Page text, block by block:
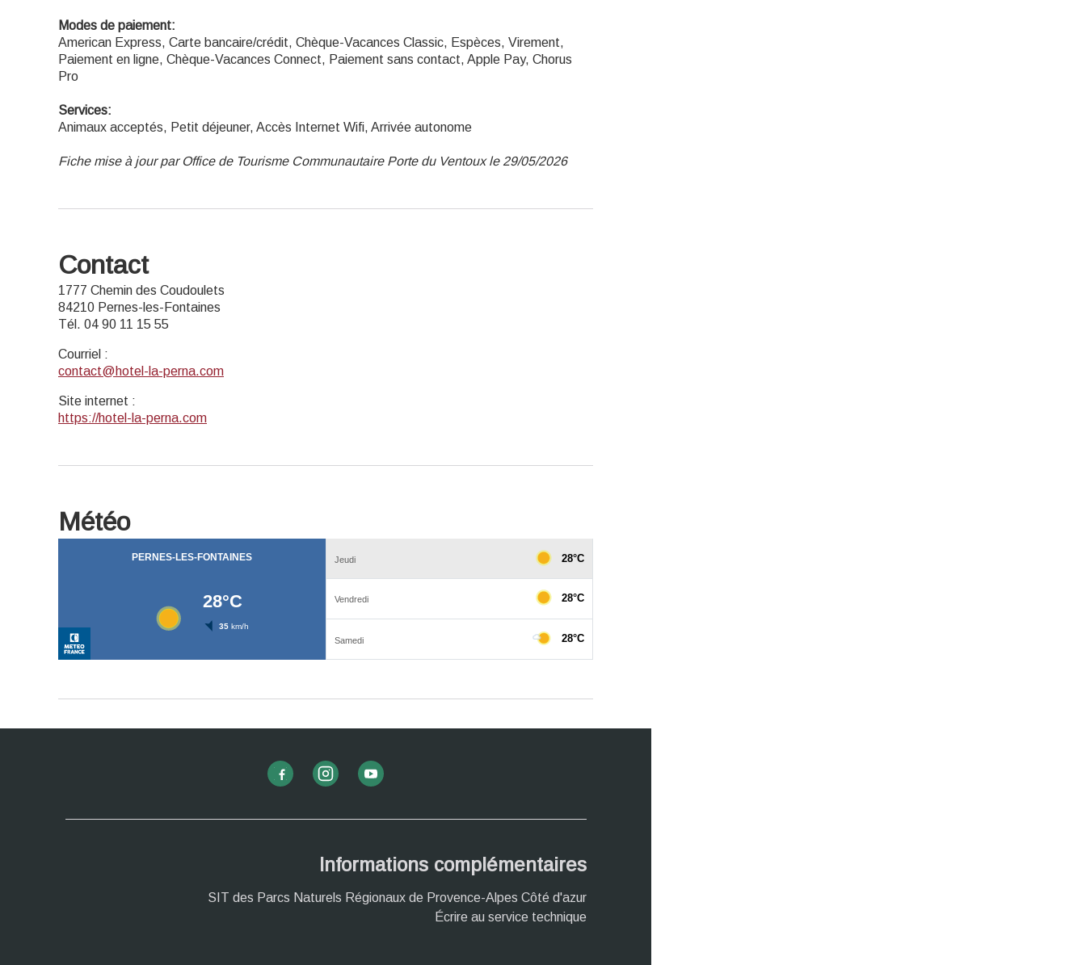
Modes de paiement:
American Express, Carte bancaire/crédit, Chèque-Vacances Classic, Espèces, Virement,
Paiement en ligne, Chèque-Vacances Connect, Paiement sans contact, Apple Pay, Chorus
Pro
Services:
Animaux acceptés, Petit déjeuner, Accès Internet Wifi, Arrivée autonome
Fiche mise à jour par Office de Tourisme Communautaire Porte du Ventoux le 29/05/2026
Contact
1777 Chemin des Coudoulets
84210 Pernes-les-Fontaines
Tél. 04 90 11 15 55
Courriel :
contact@hotel-la-perna.com
Site internet :
https://hotel-la-perna.com
Météo
Informations complémentaires
SIT des Parcs Naturels Régionaux de Provence-Alpes Côté d'azur
Écrire au service technique